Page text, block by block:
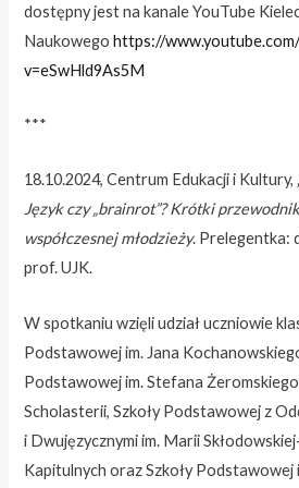
dostępny jest na kanale YouTube
Naukowegohttps://
v=eSwHld9As5M
***
18.10.2024, Centrum Edukacji i Kultury,
Język czy „brainrot”? Krótki
współczesnej młodzieży. Prelegentka:
prof. UJK.
W spotkaniu wzięli udział uczniowie
Podstawowej im. Jana
Podstawowej im. Stefana
Scholasterii, Szkoły Podstawowej z
i Dwujęzycznymi im. Marii
Kapitulnych oraz Szkoły Podstawowej